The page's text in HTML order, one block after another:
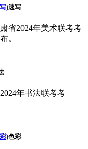
)速写
省2024年美术联考考
。
年书法联考考
)色彩